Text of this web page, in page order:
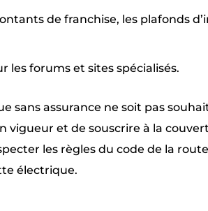
de franchise, les plafonds
les forums et sites spécialisés.
assurance ne soit pas
vigueur et de souscrire à la
les règles du code de la
électrique.